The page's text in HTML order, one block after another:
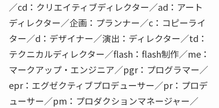
／cd：クリエイティブディレクター／ad：アート
ディレクター／企画：プランナー／c：コピーライ
ター／d：デザイナー／演出：ディレクター／td：
テクニカルディレクター／flash：flash制作／me：
マークアップ・エンジニア／pgr：プログラマー／
epr：エグゼクティブプロデューサー／pr：プロデ
ューサー／pm：プロダクションマネージャー／